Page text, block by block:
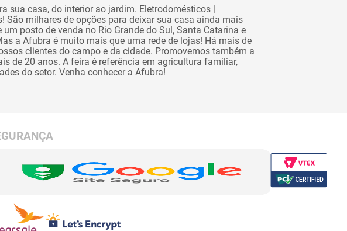
sua casa, do interior ao jardim. Eletrodomésticos |
São milhares de opções para deixar sua casa ainda mais
posto de venda no Rio Grande do Sul, Santa Catarina e
a Afubra é muito mais que uma rede de lojas! Há mais de
clientes do campo e da cidade. Promovemos também a
de 20 anos. A feira é referência em agricultura familiar,
do setor. Venha conhecer a Afubra!